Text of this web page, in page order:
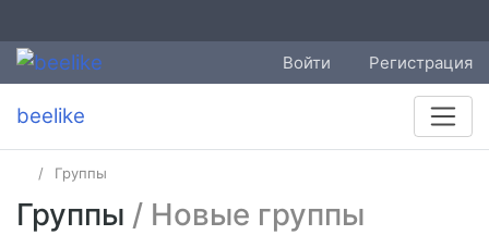
Войти Регистрация
beelike
Группы
Группы / Новые группы